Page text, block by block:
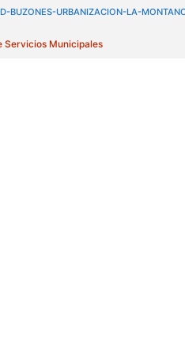
BUZONES-URBANIZACION-LA-
Servicios Municipales